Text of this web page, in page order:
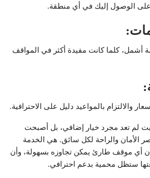
على الوصول إليك في أي منطقة.
:
أشمل، كلما كانت مفيدة أكثر في المواقف
:
والالتزام بالمواعيد دليل على الاحترافية.
لم تعد مجرد خيار إضافي، بل أصبحت
الأمان والراحة لكل سائق. هي الخدمة
أي موقف طارئ يمكن تجاوزه بسهولة، وأن
ستظل محمية بدعم احترافي.